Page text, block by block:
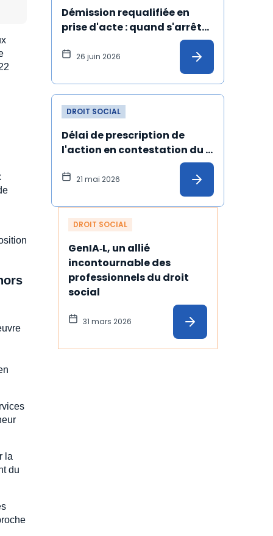
la
du
Démission requalifiée en
prise d'acte : quand s'arrête
l'ancienneté du salarié ?
26 juin 2026
DROIT SOCIAL
Délai de prescription de
l'action en contestation du
licenciement fondée sur un
harcèlement moral :
21 mai 2026
DROIT SOCIAL
GenIA‑L, un allié
incontournable des
professionnels du droit
social
31 mars 2026